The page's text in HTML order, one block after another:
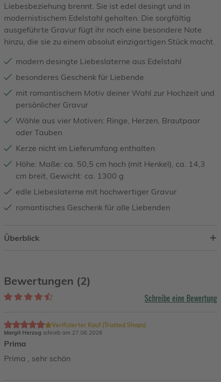
Liebesbeziehung brennt. Sie ist edel desingt und in
modernistischem Edelstahl gehalten. Die sorgfältig
ausgeführte Gravur fügt ihr noch eine besondere Note
hinzu, die sie zu einem absolut einzigartigen Stück macht.
modern desingte Liebeslaterne aus Edelstahl
besonderes Geschenk für Liebende
mit romantischem Motiv deiner Wahl zur Hochzeit und
persönlicher Gravur
Wähle aus vier Motiven: Ringe, Herzen, Brautpaar
oder Tauben
Kerze nicht im Lieferumfang enthalten
Höhe: Maße: ca. 50,5 cm hoch (mit Henkel), ca. 14,3
cm breit, Gewicht: ca. 1300 g
edle Liebeslaterne mit hochwertiger Gravur
romantisches Geschenk für alle Liebenden
Überblick
Bewertungen (2)
Schreibe eine Bewertung
Margit Herzog schrieb am 27.06.2026
Verifizierter Kauf (Trusted Shops)
Prima
Prima , sehr schön